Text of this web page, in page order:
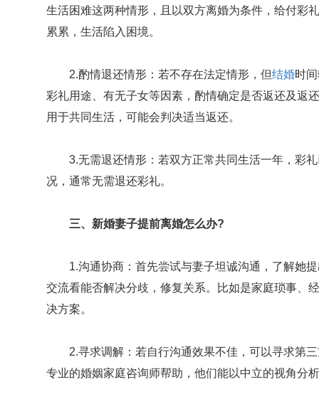
生活困难这两种情形，且以双方离婚为条件，给付彩
累累，生活陷入困境。
2.酌情退还情形：若不存在法定情形，但结婚时
彩礼用途、有无子女等因素，酌情确定是否返还及返
用于共同生活，可能会判决适当返还。
3.无需退还情形：若双方正常共同生活一年，彩
况，通常无需退还彩礼。
三、新婚妻子提前离婚怎么办?
1.沟通协商：首先尝试与妻子坦诚沟通，了解她
交流看能否解决分歧，修复关系。比如是家庭琐事、
决方案。
2.寻求调解：若自行沟通效果不佳，可以寻求第
专业的婚姻家庭咨询师帮助，他们能以中立的视角分